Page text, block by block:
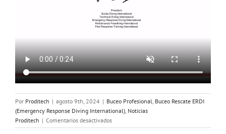
Por Proditech | agosto 9th, 2024 | Buceo Profesional Buceo Rescate ERDI
(Emergency Response Diving International) Noticias
Proditech | Comentarios desactivadosen
Curso